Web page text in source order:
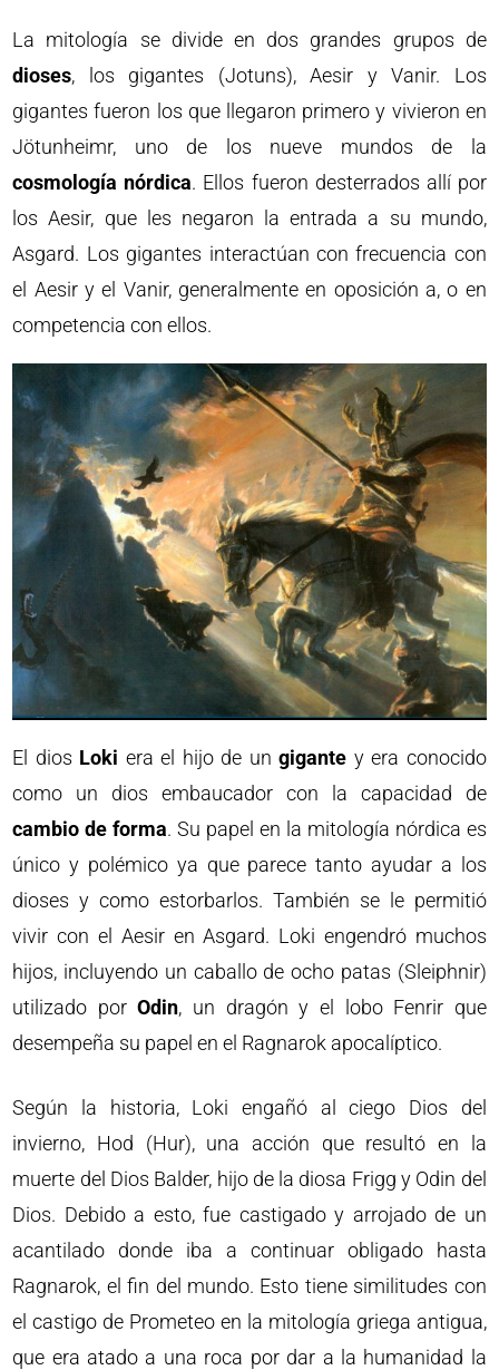
La mitología se divide en dos grandes grupos de
dioses, los gigantes (Jotuns), Aesir y Vanir. Los
gigantes fueron los que llegaron primero y vivieron en
Jötunheimr, uno de los nueve mundos de la
cosmología nórdica. Ellos fueron desterrados allí por
los Aesir, que les negaron la entrada a su mundo,
Asgard. Los gigantes interactúan con frecuencia con
el Aesir y el Vanir, generalmente en oposición a, o en
competencia con ellos.
El dios Loki era el hijo de ungigante y era conocido
como un dios embaucador con la capacidad de
cambio de forma. Su papel en la mitología nórdica es
único y polémico ya que parece tanto ayudar a los
dioses y como estorbarlos. También se le permitió
vivir con el Aesir en Asgard. Loki engendró muchos
hijos, incluyendo un caballo de ocho patas (Sleiphnir)
utilizado porOdin, un dragón y el lobo Fenrir que
desempeña su papel en el Ragnarok apocalíptico.
Según la historia, Loki engañó al ciego Dios del
invierno, Hod (Hur), una acción que resultó en la
muerte del Dios Balder, hijo de la diosa Frigg y Odin del
Dios. Debido a esto, fue castigado y arrojado de un
acantilado donde iba a continuar obligado hasta
Ragnarok, el fin del mundo. Esto tiene similitudes con
el castigo de Prometeo en la mitología griega antigua,
que era atado a una roca por dar a la humanidad la